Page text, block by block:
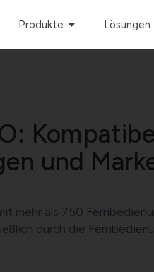
Produkte
und
mehr als 750
durch die